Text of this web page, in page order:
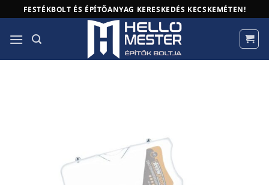
to
content
FESTÉKBOLT ÉS ÉPÍTŐANYAG KERESKEDÉS KECSKEMÉTEN!